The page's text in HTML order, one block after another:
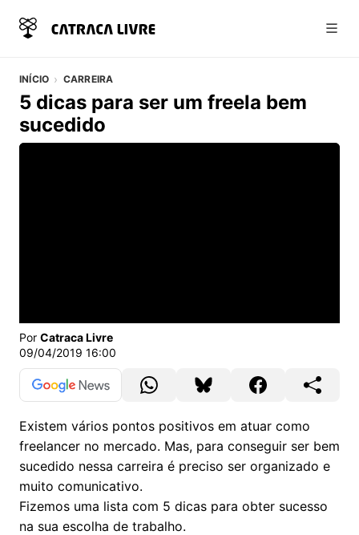
INÍCIO CARREIRA
5 dicas para ser um freela bem
sucedido
Vídeo do artigo
Por Catraca Livre
09/04/2019 16:00
Existem vários pontos positivos em atuar como
freelancer no mercado. Mas, para conseguir ser bem
sucedido nessa carreira é preciso ser organizado e
muito comunicativo.
Fizemos uma lista com 5 dicas para obter sucesso
na sua escolha de trabalho.